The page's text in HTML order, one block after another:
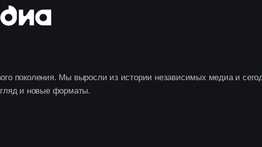
поколения. Мы выросли из истории независимых медиа и
и новые форматы.